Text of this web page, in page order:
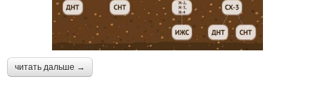
читать дальше →